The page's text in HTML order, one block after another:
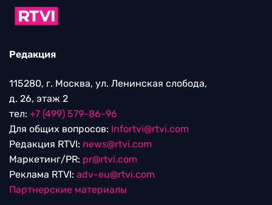
Редакция
115280, г. Москва, ул. Ленинская слобода,
д. 26, этаж 2
тел: +7 (499) 579-86-96
Для общих вопросов: Infortvi@rtvi.com
Редакция RTVI: news@rtvi.com
Маркетинг/PR: pr@rtvi.com
Реклама RTVI: adv-eu@rtvi.com
Партнерские материалы